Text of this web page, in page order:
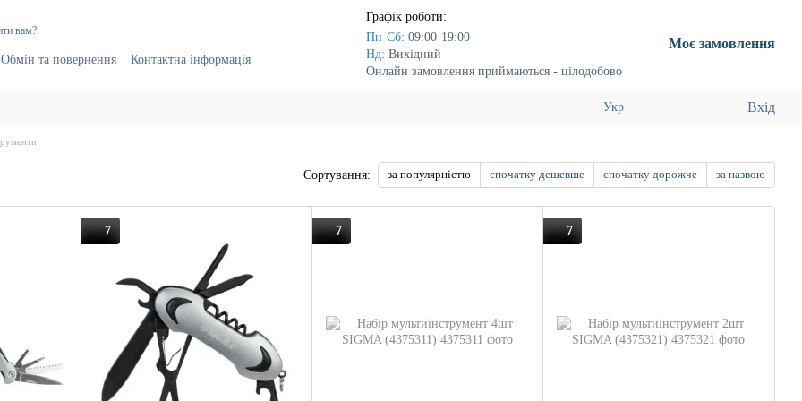
вам?
Обмін та повернення
Контактна інформація
Графік роботи:
Пн-Сб: 09:00-19:00
Нд: Вихідний
Онлайн замовлення приймаються - цілодобово
Моє замовлення
Укр Вхід
Сортування: за популярністю спочатку дешевше спочатку дорожче за назвою
7 7 7